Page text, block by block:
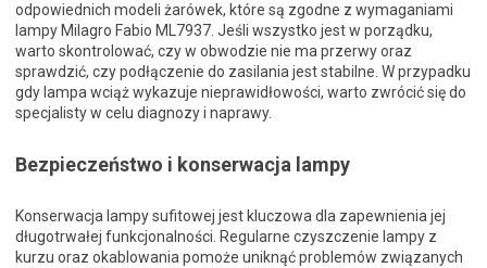
odpowiednich modeli żarówek, które są zgodne z wymaganiami
lampy Milagro Fabio ML7937. Jeśli wszystko jest w porządku,
warto skontrolować, czy w obwodzie nie ma przerwy oraz
sprawdzić, czy podłączenie do zasilania jest stabilne. W przypadku
gdy lampa wciąż wykazuje nieprawidłowości, warto zwrócić się do
specjalisty w celu diagnozy i naprawy.
Bezpieczeństwo i konserwacja lampy
Konserwacja lampy sufitowej jest kluczowa dla zapewnienia jej
długotrwałej funkcjonalności. Regularne czyszczenie lampy z
kurzu oraz okablowania pomoże uniknąć problemów związanych